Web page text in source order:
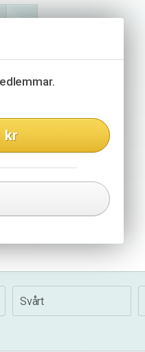
kr
29
Svårt